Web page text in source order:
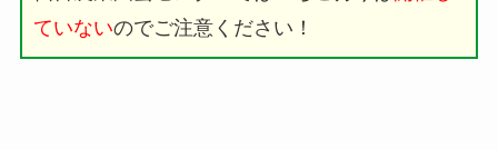
ていないのでご注意ください！